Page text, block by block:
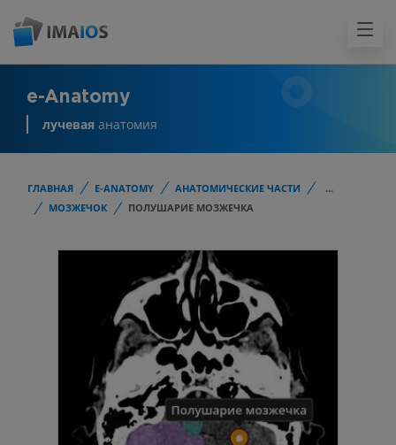
e-Anatomy
лучевая анатомия
ГЛАВНАЯ E-ANATOMY АНАТОМИЧЕСКИЕ ЧАСТИ
...
МОЗЖЕЧОК
ПОЛУШАРИЕ МОЗЖЕЧКА